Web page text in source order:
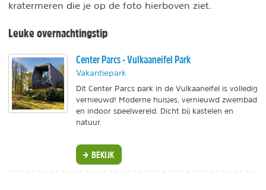
kratermeren die je op de foto hierboven ziet.
Leuke overnachtingstip
Center Parcs - Vulkaaneifel Park
Vakantiepark
Dit Center Parcs park in de Vulkaaneifel is volledig
vernieuwd! Moderne huisjes, vernieuwd zwembad
en indoor speelwereld. Dicht bij kastelen en
natuur.
BEKIJK